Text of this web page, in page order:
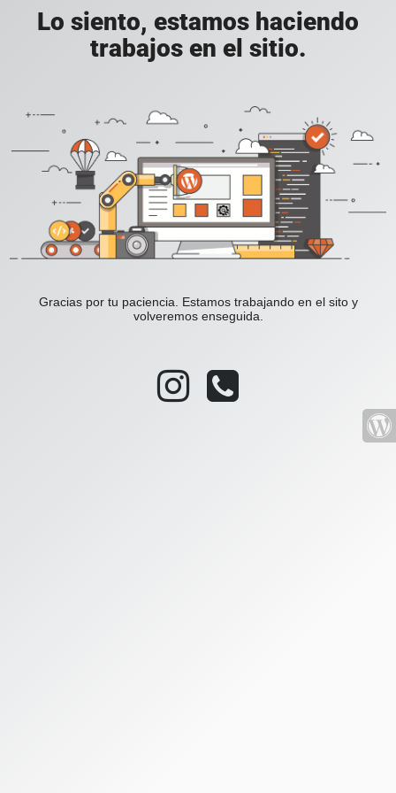
Lo siento, estamos haciendo
trabajos en el sitio.
Gracias por tu paciencia. Estamos trabajando en el sito y
volveremos enseguida.